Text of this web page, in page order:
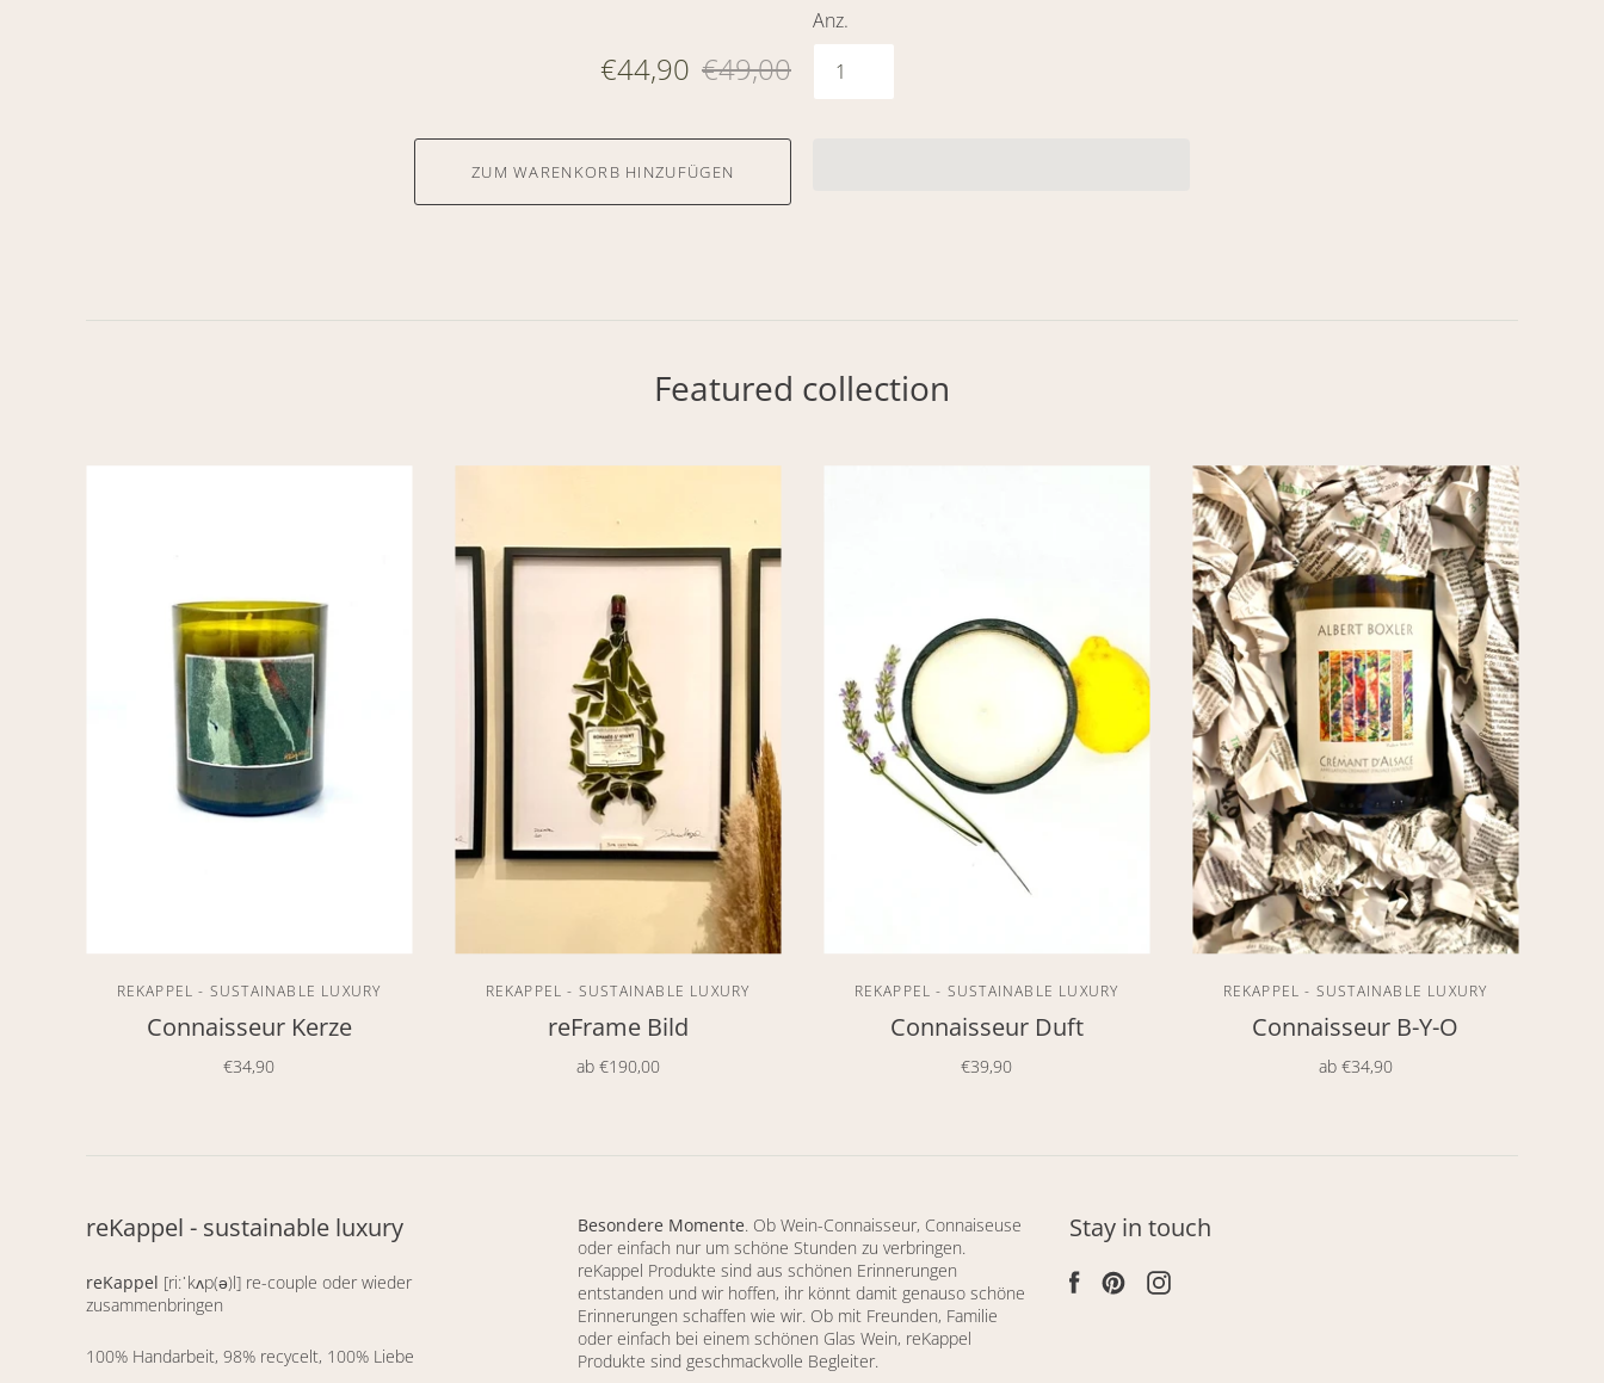
€44,90 €49,00
Anz.
ZUM WARENKORB HINZUFÜGEN
Featured collection
REKAPPEL - SUSTAINABLE LUXURY
Connaisseur Kerze
€34,90
REKAPPEL - SUSTAINABLE LUXURY
reFrame Bild
ab €190,00
REKAPPEL - SUSTAINABLE LUXURY
Connaisseur Duft
€39,90
REKAPPEL - SUSTAINABLE LUXURY
Connaisseur B-Y-O
ab €34,90
reKappel - sustainable luxury
reKappel [ri:ˈkʌp(ə)l] re-couple oder wieder
zusammenbringen
100% Handarbeit, 98% recycelt, 100% Liebe
Besondere Momente. Ob Wein-Connaisseur, Connaiseuse
oder einfach nur um schöne Stunden zu verbringen.
reKappel Produkte sind aus schönen Erinnerungen
entstanden und wir hoffen, ihr könnt damit genauso schöne
Erinnerungen schaffen wie wir. Ob mit Freunden, Familie
oder einfach bei einem schönen Glas Wein, reKappel
Produkte sind geschmackvolle Begleiter.
Stay in touch